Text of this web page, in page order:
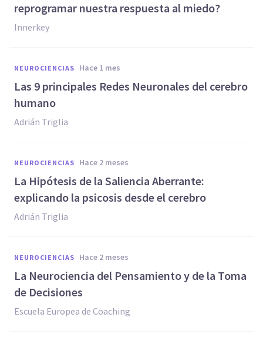
reprogramar nuestra respuesta al miedo?
Innerkey
NEUROCIENCIAS hace 1 mes
Las 9 principales Redes Neuronales del cerebro
humano
Adrián Triglia
NEUROCIENCIAS hace 2 meses
La Hipótesis de la Saliencia Aberrante:
explicando la psicosis desde el cerebro
Adrián Triglia
NEUROCIENCIAS hace 2 meses
La Neurociencia del Pensamiento y de la Toma
de Decisiones
Escuela Europea de Coaching